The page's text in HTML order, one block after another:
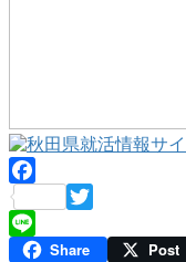
Facebook
Twitter
Line Share Post